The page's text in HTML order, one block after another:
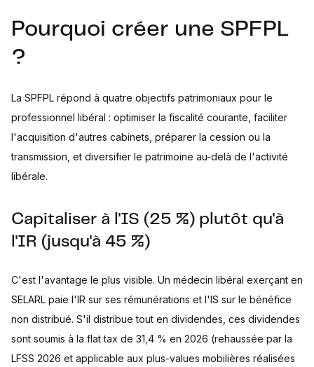
Pourquoi créer une SPFPL
?
La SPFPL répond à quatre objectifs patrimoniaux pour le
professionnel libéral : optimiser la fiscalité courante, faciliter
l'acquisition d'autres cabinets, préparer la cession ou la
transmission, et diversifier le patrimoine au-delà de l'activité
libérale.
Capitaliser à l'IS (25 %) plutôt qu'à
l'IR (jusqu'à 45 %)
C'est l'avantage le plus visible. Un médecin libéral exerçant en
SELARL paie l'IR sur ses rémunérations et l'IS sur le bénéfice
non distribué. S'il distribue tout en dividendes, ces dividendes
sont soumis à la flat tax de 31,4 % en 2026 (rehaussée par la
LFSS 2026 et applicable aux plus-values mobilières réalisées